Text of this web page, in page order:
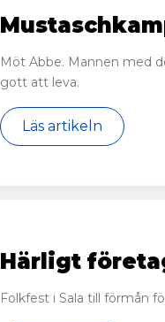
Möt Abbe. Mannen med
gott att leva.
Läs artikeln
Härligt
Folkfest i Sala till förmån